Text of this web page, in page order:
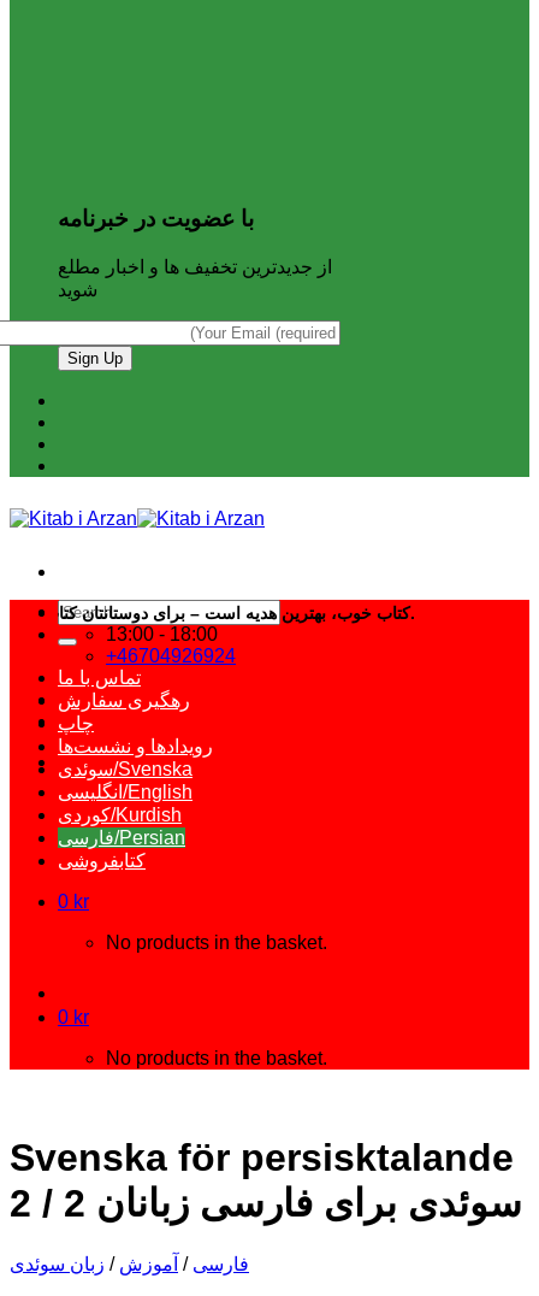
با عضویت در خبرنامه
از جدیدترین تخفیف ها و اخبار مطلع
شوید
کتاب خوب، بهترین هدیه است – برای دوستانتان کتاب انتخاب کنید.
13:00 - 18:00
+46704926924
Search
for:
تماس با ما
رهگیری سفارش
چاپ
رویدادها و نشست‌ها
سوئدی/Svenska
انگلیسی/English
کوردی/Kurdish
فارسی/Persian
کتابفروشی
0 kr
No products in the basket.
0 kr
No products in the basket.
Svenska för persisktalande
2 / سوئدی برای فارسی زبانان 2
فارسی / آموزش / زبان سوئدی